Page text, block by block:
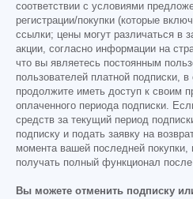
соответствии с условиями
регистрации/покупки (которые
ссылки; цены могут различаться в
акции, согласно информации на
что вы являетесь постоянным
пользователей платной подписки,
продолжите иметь доступ к своим
оплаченного периода подписки.
средств за текущий период
подписку и подать заявку на
момента вашей последней покупки,
получать полный функционал после
Вы можете отменить подписку